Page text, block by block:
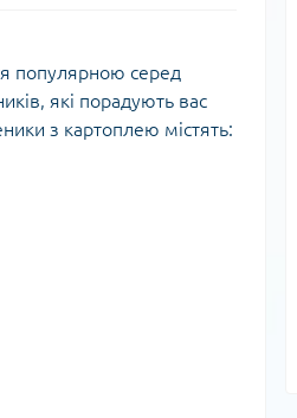
популярною серед
які порадують вас
з картоплею містять: